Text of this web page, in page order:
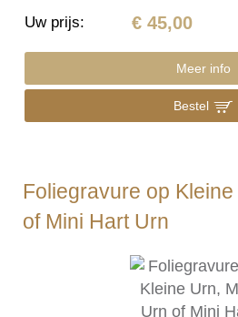
Uw prijs: € 45,00
Meer info
Bestel
Foliegravure op
of Mini Hart Urn